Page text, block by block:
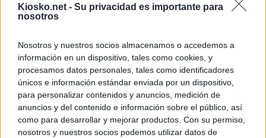
Kiosko.net - Su privacidad es importante para
nosotros
Nosotros y nuestros socios almacenamos o accedemos a
información en un dispositivo, tales como cookies, y
procesamos datos personales, tales como identificadores
únicos e información estándar enviada por un dispositivo,
para personalizar contenidos y anuncios, medición de
anuncios y del contenido e información sobre el público, así
como para desarrollar y mejorar productos. Con su permiso,
nosotros y nuestros socios podemos utilizar datos de